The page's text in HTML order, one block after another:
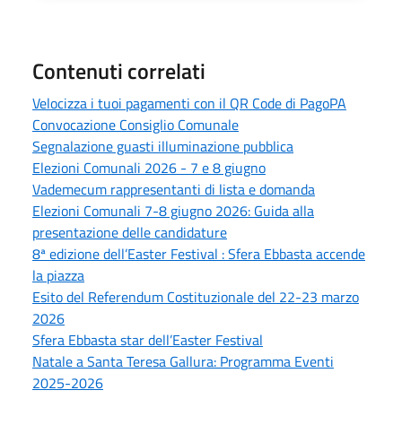
Contenuti correlati
Velocizza i tuoi pagamenti con il QR Code di PagoPA
Convocazione Consiglio Comunale
Segnalazione guasti illuminazione pubblica
Elezioni Comunali 2026 - 7 e 8 giugno
Vademecum rappresentanti di lista e domanda
Elezioni Comunali 7-8 giugno 2026: Guida alla
presentazione delle candidature
8ª edizione dell’Easter Festival : Sfera Ebbasta accende
la piazza
Esito del Referendum Costituzionale del 22-23 marzo
2026
Sfera Ebbasta star dell’Easter Festival
Natale a Santa Teresa Gallura: Programma Eventi
2025-2026